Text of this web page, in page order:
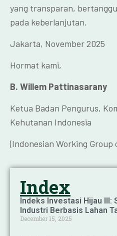
yang transparan,
pada keberlanjutan.
Jakarta, November 2025
Hormat kami,
B. Willem Pattinasarany
Ketua Badan Pengurus,
Kehutanan Indonesia
(Indonesian Working Group
Index
Indeks Investasi Hijau III:
Industri Berbasis Lahan
December 15, 2025